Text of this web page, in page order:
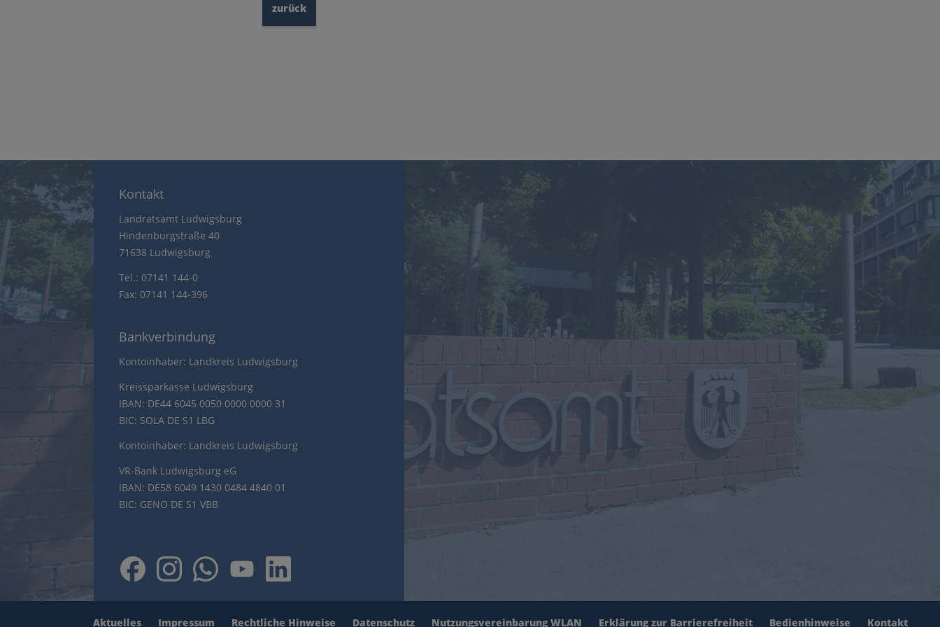
zurück
Kontakt
Landratsamt Ludwigsburg
Hindenburgstraße 40
71638 Ludwigsburg
Tel.: 07141 144-0
Fax: 07141 144-396
Bankverbindung
Kontoinhaber: Landkreis Ludwigsburg
Kreissparkasse Ludwigsburg
IBAN: DE44 6045 0050 0000 0000 31
BIC: SOLA DE S1 LBG
Kontoinhaber: Landkreis Ludwigsburg
VR-Bank Ludwigsburg eG
IBAN: DE58 6049 1430 0484 4840 01
BIC: GENO DE S1 VBB
Aktuelles Impressum Rechtliche Hinweise Datenschutz Nutzungsvereinbarung WLAN Erklärung zur Barrierefreiheit Bedienhinweise Kontakt